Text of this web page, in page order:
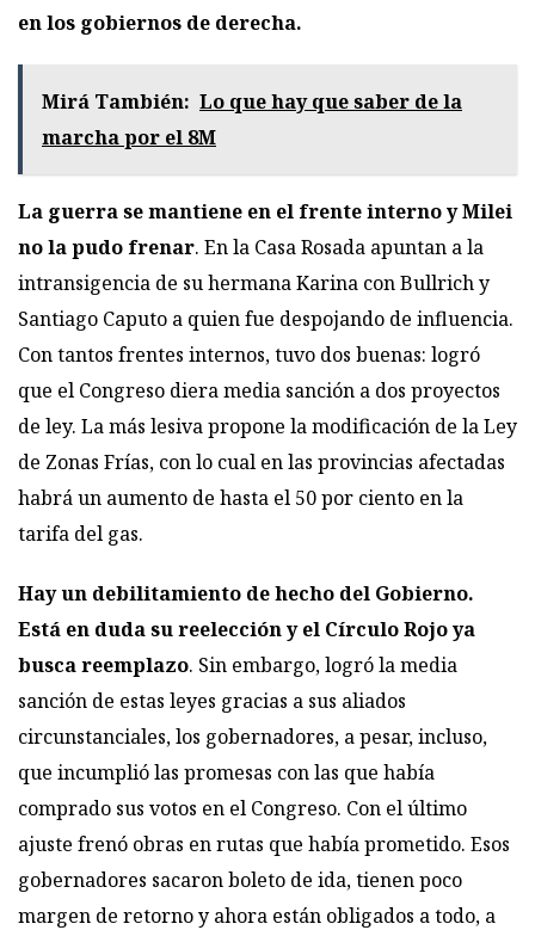
en los gobiernos de derecha.
Mirá También: Lo que hay que saber de la
marcha por el 8M
La guerra se mantiene en el frente interno y Milei
no la pudo frenar. En la Casa Rosada apuntan a la
intransigencia de su hermana Karina con Bullrich y
Santiago Caputo a quien fue despojando de influencia.
Con tantos frentes internos, tuvo dos buenas: logró
que el Congreso diera media sanción a dos proyectos
de ley. La más lesiva propone la modificación de la Ley
de Zonas Frías, con lo cual en las provincias afectadas
habrá un aumento de hasta el 50 por ciento en la
tarifa del gas.
Hay un debilitamiento de hecho del Gobierno.
Está en duda su reelección y el Círculo Rojo ya
busca reemplazo. Sin embargo, logró la media
sanción de estas leyes gracias a sus aliados
circunstanciales, los gobernadores, a pesar, incluso,
que incumplió las promesas con las que había
comprado sus votos en el Congreso. Con el último
ajuste frenó obras en rutas que había prometido. Esos
gobernadores sacaron boleto de ida, tienen poco
margen de retorno y ahora están obligados a todo, a